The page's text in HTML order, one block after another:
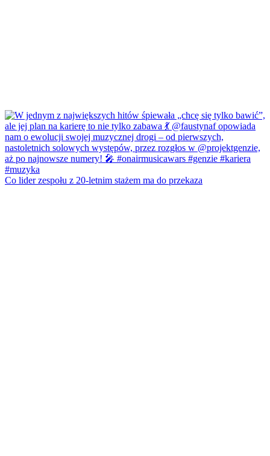
Co lider zespołu z 20-letnim stażem ma do przekaza